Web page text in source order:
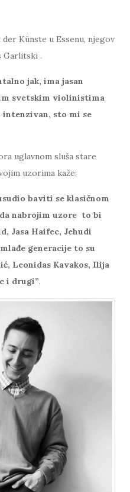
Künste u Essenu, njegov
Garlitski .
jak, ima jasan
svetskim violinistima
intenzivan, sto mi se
uglavnom sluša stare
uzorima kaže:
baviti se klasičnom
nabrojim uzore to bi
Jasa Haifec, Jehudi
generacije to su
Leonidas Kavakos, Ilija
i drugi”.